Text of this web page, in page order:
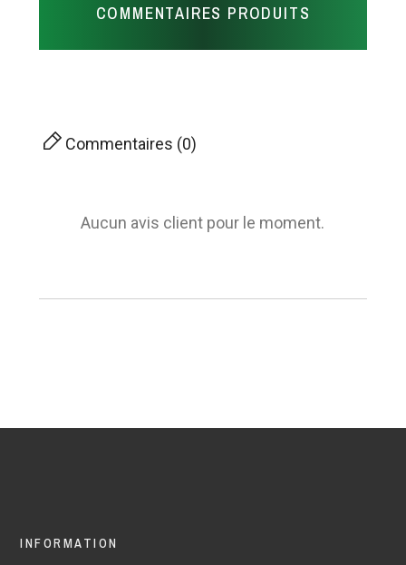
COMMENTAIRES PRODUITS
Commentaires (0)
Aucun avis client pour le moment.
INFORMATION